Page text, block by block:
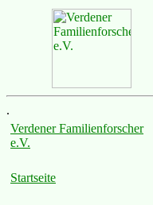
.
Verdener Familienforscher
e.V.
Startseite